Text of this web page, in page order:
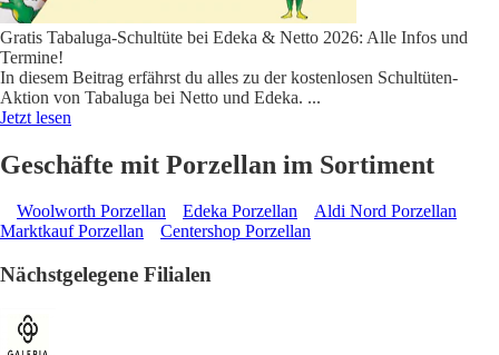
Gratis Tabaluga-Schultüte bei Edeka & Netto 2026: Alle Infos und
Termine!
In diesem Beitrag erfährst du alles zu der kostenlosen Schultüten-
Aktion von Tabaluga bei Netto und Edeka. ...
Jetzt lesen
Geschäfte mit Porzellan im Sortiment
Woolworth Porzellan Edeka Porzellan
Aldi Nord Porzellan
Marktkauf Porzellan
Centershop Porzellan
Nächstgelegene Filialen